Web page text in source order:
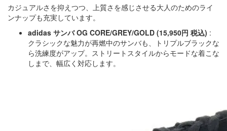
カジュアルさを抑えつつ、上質さを感じさせる大人のためのライ
ンナップも充実しています。
adidas サンバ OG CORE/GREY/GOLD (15,950円 税込) :
クラシックな魅力が再燃中のサンバも、トリプルブラックな
ら洗練度がアップ。ストリートスタイルからモードな着こな
しまで、幅広く対応します。